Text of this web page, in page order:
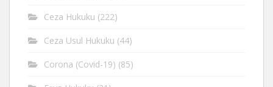
Ceza Hukuku (222)
Ceza Usul Hukuku (44)
Corona (Covid-19) (85)